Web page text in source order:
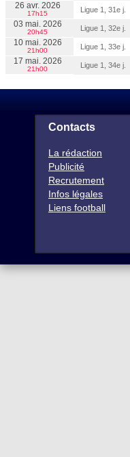
26 avr. 2026
17h15 Ligue 1, 31e j.
03 mai. 2026
20h45 Ligue 1, 32e j.
10 mai. 2026
21h00 Ligue 1, 33e j.
17 mai. 2026
21h00 Ligue 1, 34e j.
Contacts
La rédaction
Publicité
Recrutement
Infos légales
Liens football